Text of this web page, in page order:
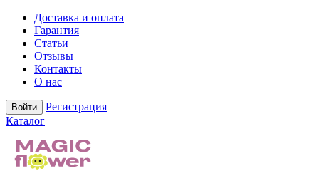
Доставка и оплата
Гарантия
Статьи
Отзывы
Контакты
О нас
Войти
Регистрация
Каталог